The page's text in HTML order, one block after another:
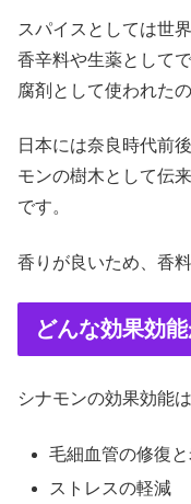
スパイスとしては世
香辛料や生薬として
腐剤として使われた
日本には奈良時代前
モンの樹木として伝
です。
香りが良いため、香
どんな効果効
シナモンの効果効能
毛細血管の修復
ストレスの軽減